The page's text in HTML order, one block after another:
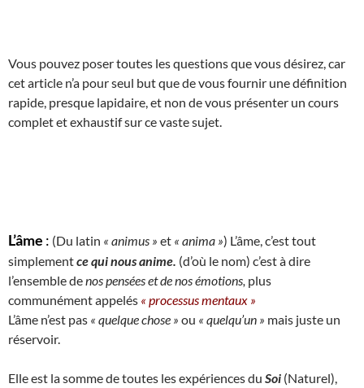
Vous pouvez poser toutes les questions que vous désirez, car
cet article n’a pour seul but que de vous fournir une définition
rapide, presque lapidaire, et non de vous présenter un cours
complet et exhaustif sur ce vaste sujet.
L’âme : (Du latin « animus » et « anima ») L’âme, c’est tout
simplementce qui nous anime. (d’où le nom) c’est à dire
l’ensemble denos pensées et de nos émotions, plus
communément appelés « processus mentaux »
L’âme n’est pas « quelque chose » ou « quelqu’un » mais juste un
réservoir.
Elle est la somme de toutes les expériences du Soi (Naturel),